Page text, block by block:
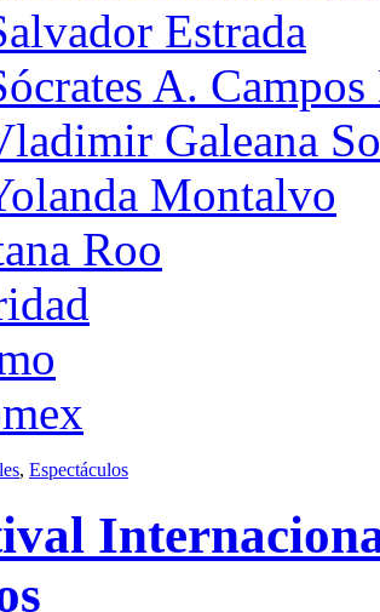
Estrada
A.
Galeana
Montalvo
Roo
, Espectáculos